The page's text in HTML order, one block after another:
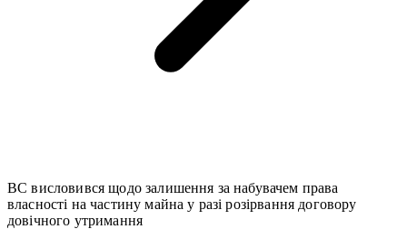
ВС висловився щодо залишення за набувачем права
власності на частину майна у разі розірвання договору
довічного утримання